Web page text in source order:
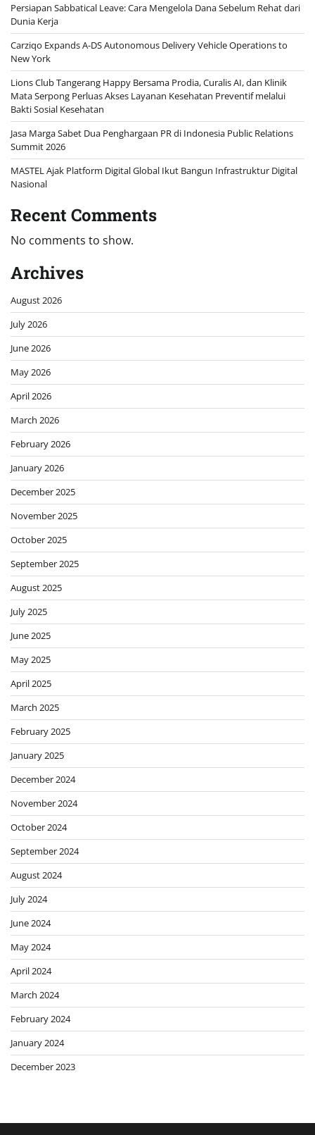
Persiapan Sabbatical Leave: Cara Mengelola Dana Sebelum Rehat dari
Dunia Kerja
Carziqo Expands A-DS Autonomous Delivery Vehicle Operations to
New York
Lions Club Tangerang Happy Bersama Prodia, Curalis AI, dan Klinik
Mata Serpong Perluas Akses Layanan Kesehatan Preventif melalui
Bakti Sosial Kesehatan
Jasa Marga Sabet Dua Penghargaan PR di Indonesia Public Relations
Summit 2026
MASTEL Ajak Platform Digital Global Ikut Bangun Infrastruktur Digital
Nasional
Recent Comments
No comments to show.
Archives
August 2026
July 2026
June 2026
May 2026
April 2026
March 2026
February 2026
January 2026
December 2025
November 2025
October 2025
September 2025
August 2025
July 2025
June 2025
May 2025
April 2025
March 2025
February 2025
January 2025
December 2024
November 2024
October 2024
September 2024
August 2024
July 2024
June 2024
May 2024
April 2024
March 2024
February 2024
January 2024
December 2023